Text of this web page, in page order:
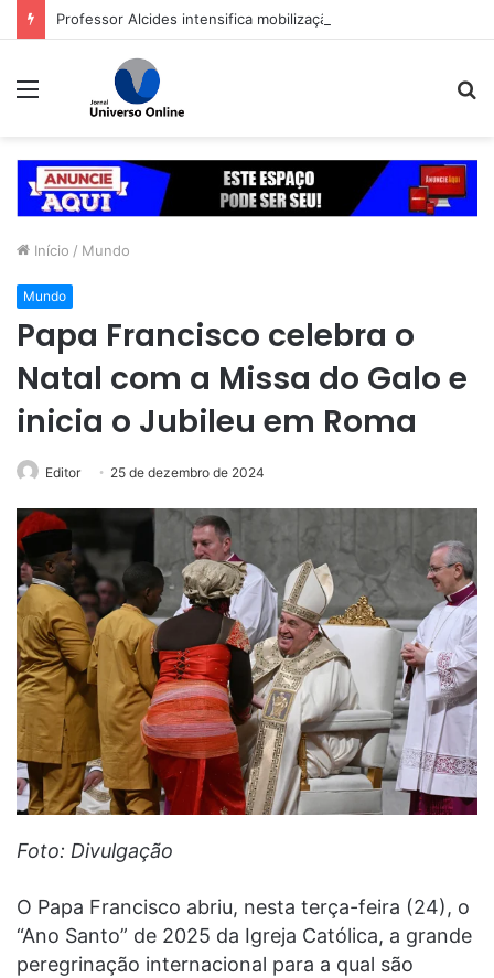
Menu
Início / Mundo
Mundo
Papa Francisco celebra o
Natal com a Missa do Galo e
inicia o Jubileu em Roma
Editor 25 de dezembro de 2024
Foto: Divulgação
O Papa Francisco abriu, nesta terça-feira (24), o
“Ano Santo” de 2025 da Igreja Católica, a grande
peregrinação internacional para a qual são